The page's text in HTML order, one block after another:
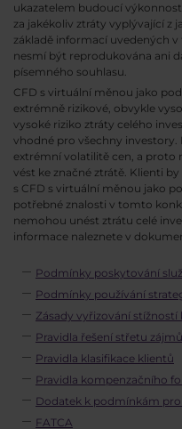
ukazatelem budoucí
za jakékoliv ztráty vyplývající z
základě informací uvedených
nesmí být reprodukována ani
písemného souhlasu.
CFD s virtuální měnou jako
extrémně rizikové, obvykle
vysoké riziko ztráty celého
vhodné pro všechny
extrémní volatilitě cen, a
vést ke značné ztrátě. Klienti
s CFD s virtuální měnou jako
potřebné znalosti v tomto
nemohou unést ztrátu celé
informace naleznete v
Podmínky poskytování
Podmínky používání
Zásady vyřizování stížností
Pravidla řešení střetu zájmů
Pravidla klasifikace klientů
Pravidla kompenzačního
Dodatek k podmínkám pro
FATCA